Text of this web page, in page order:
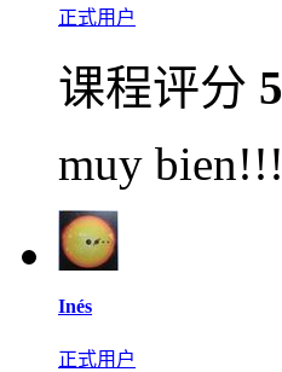
正式用户
课程评分 5
muy bien!!!
Inés
正式用户